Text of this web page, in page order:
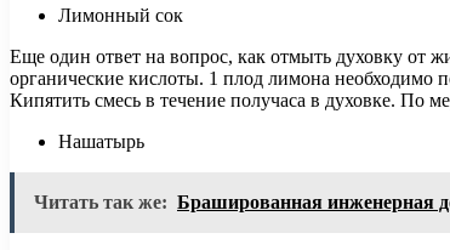
Лимонный сок
Еще один ответ на вопрос, как отмыть духовку от
органические кислоты. 1 плод лимона необходимо
Кипятить смесь в течение получаса в духовке. По
Нашатырь
Читать так же: Брашированная инженерная